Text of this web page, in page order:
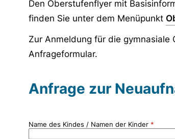
Den Oberstufenflyer mit
finden Sie unter dem Menüpunkt
Zur Anmeldung für die
Anfrageformular.
Anfrage zur
Name des Kindes / Namen der Kinder